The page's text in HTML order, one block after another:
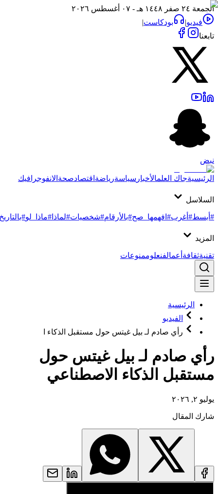
الجمعة ٢٤ صفر ١٤٤٨ هـ - ٠٧ أغسطس ٢٠٢٦
فيديو| بودكاست|
تابعنا
نبض
الرئيسيةجاك العلمالأخبار سياسةرياضةاقتصادصحةالانفوجرافيك
السلاسل
#أبسط#أغرب#افهمها_صح#بالأرقام#شخصيات#لماذا #ماذا_لو#بالتاريخ
المزيد
تقنيةثقافةأعمالفنعلوممنوعات
الرئيسية
الفيديو
رأي صادم لـ بيل غيتس حول مستقبل الذكاء ا
رأي صادم لـ بيل غيتس حول
مستقبل الذكاء الاصطناعي
يوليو ٢, ٢٠٢٦
شارك المقال